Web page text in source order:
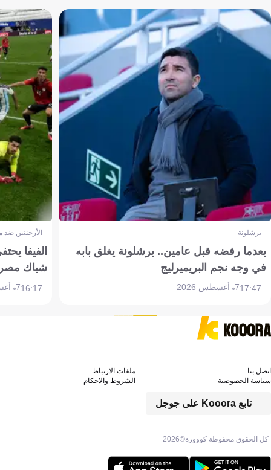
برشلونة
بعدما رفضه قبل عامين.. برشلونة يغلق بابه
في وجه نجم البريميرليج
17:477 أغسطس 2026
الأرجنتين
الفيفا
شباك
16:177 أغسطس 2026
كل الحقوق محفوظة كووورة©2026
تابع Kooora على جوجل
اتصل بنا
ملفات الارتباط
سياسة الخصوصية
الشروط والاحكام